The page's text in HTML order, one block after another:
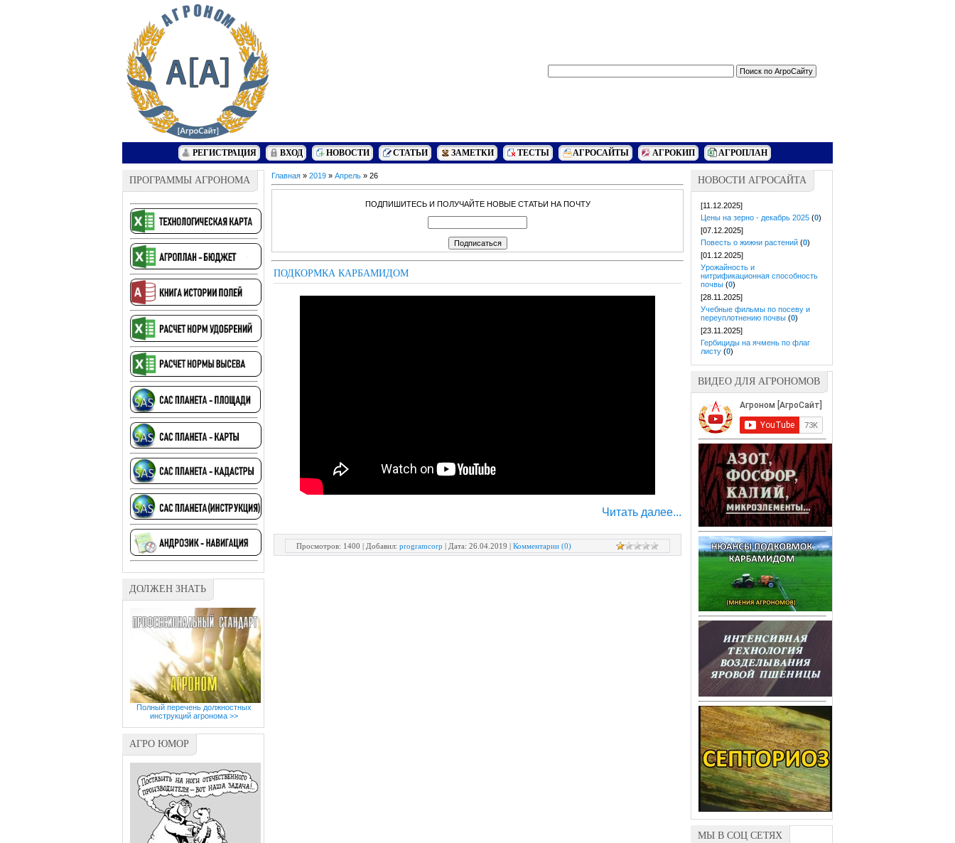
РЕГИСТРАЦИЯ ВХОД НОВОСТИ СТАТЬИ ЗАМЕТКИ ТЕСТЫ АГРОСАЙТЫ АГРОКИП АГРОПЛАН
ПРОГРАММЫ АГРОНОМА
ДОЛЖЕН ЗНАТЬ
Полный перечень должностных
инструкций агронома >>
АГРО ЮМОР
НОВОСТИ АГРОСАЙТА
[11.12.2025]
Цены на зерно - декабрь 2025 (0)
[07.12.2025]
Повесть о жижни растений (0)
[01.12.2025]
Урожайность и
нитрификационная способность
почвы (0)
[28.11.2025]
Учебные фильмы по посеву и
переуплотнению почвы (0)
[23.11.2025]
Гербициды на ячмень по флаг
листу (0)
ВИДЕО ДЛЯ АГРОНОМОВ
МЫ В СОЦ СЕТЯХ
Главная » 2019 » Апрель » 26
ПОДПИШИТЕСЬ И ПОЛУЧАЙТЕ НОВЫЕ СТАТЬИ НА ПОЧТУ
ПОДКОРМКА КАРБАМИДОМ
Читать далее...
Просмотров: 1400 | Добавил: programcorp | Дата: 26.04.2019 | Комментарии (0)